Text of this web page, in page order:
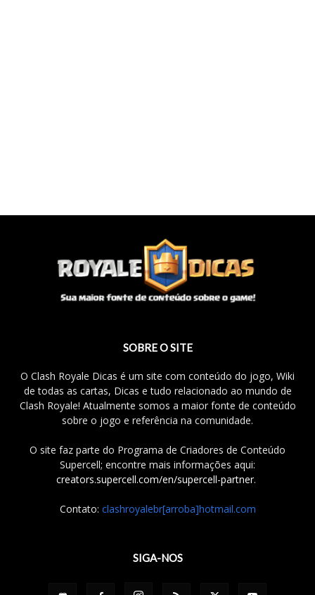
SOBRE O SITE
O Clash Royale Dicas é um site com conteúdo do jogo, Wiki
de todas as cartas, Dicas e tudo relacionado ao mundo de
Clash Royale! Atualmente somos a maior fonte de conteúdo
sobre o jogo e referência na comunidade.
O site faz parte do Programa de Criadores de Conteúdo
Supercell; encontre mais informações aqui:
creators.supercell.com/en/supercell-partner.
Contato: clashroyalebr[arroba]hotmail.com
SIGA-NOS